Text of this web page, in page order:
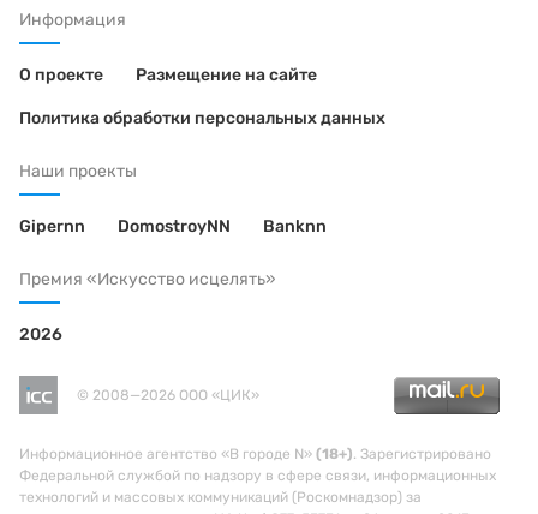
Информация
О проекте Размещение на сайте
Политика обработки персональных данных
Наши проекты
Gipernn DomostroyNN Banknn
Премия «Искусство исцелять»
2026
© 2008—2026 ООО «ЦИК»
Информационное агентство «В городе N» (18+). Зарегистрировано
Федеральной службой по надзору в сфере связи, информационных
технологий и массовых коммуникаций (Роскомнадзор) за